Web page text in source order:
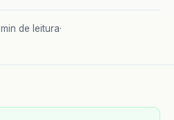
min de leitura·